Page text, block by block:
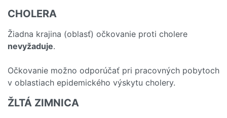
CHOLERA
Žiadna krajina (oblasť) očkovanie proti cholere
nevyžaduje.
Očkovanie možno odporúčať pri pracovných pobytoch
v oblastiach epidemického výskytu cholery.
ŽLTÁ ZIMNICA